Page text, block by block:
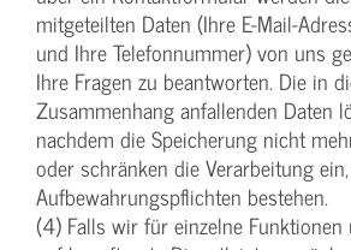
mitgeteilten Daten (Ihre E-Mail-
und Ihre Telefonnummer) von uns
Ihre Fragen zu beantworten. Die in
Zusammenhang anfallenden Daten
nachdem die Speicherung nicht
oder schränken die Verarbeitung
Aufbewahrungspflichten bestehen.
(4) Falls wir für einzelne Funktionen